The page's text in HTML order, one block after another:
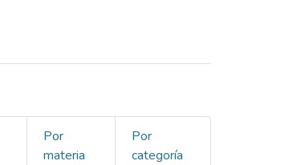
Por
materia
Por
categoría